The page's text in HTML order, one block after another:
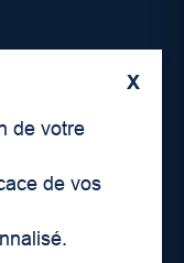
X
de votre
de vos